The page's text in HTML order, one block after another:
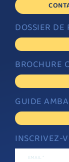
INSCRIVEZ-
EMAIL *
DOSSIER DE
BROCHURE
GUIDE